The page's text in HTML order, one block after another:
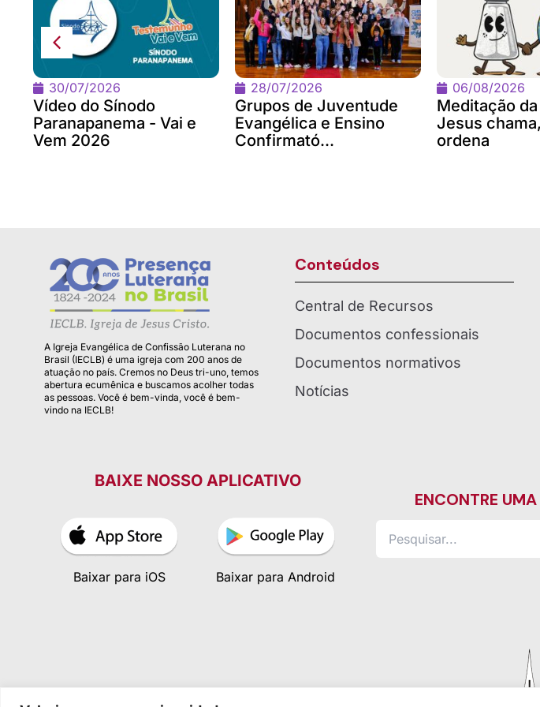
30/07/2026
Vídeo do Sínodo
Paranapanema - Vai e
Vem 2026
28/07/2026
Grupos de Juventude
Evangélica e Ensino
Confirmató...
06/08/2026
Meditação
Jesus
ordena
A Igreja Evangélica de Confissão Luterana no
Brasil (IECLB) é uma igreja com 200 anos de
atuação no país. Cremos no Deus tri-uno, temos
abertura ecumênica e buscamos acolher todas
as pessoas. Você é bem-vinda, você é bem-
vindo na IECLB!
Conteúdos
Central de Recursos
Documentos confessionais
Documentos normativos
Notícias
BAIXE NOSSO APLICATIVO
Baixar para iOS Baixar para Android
ENCONTRE